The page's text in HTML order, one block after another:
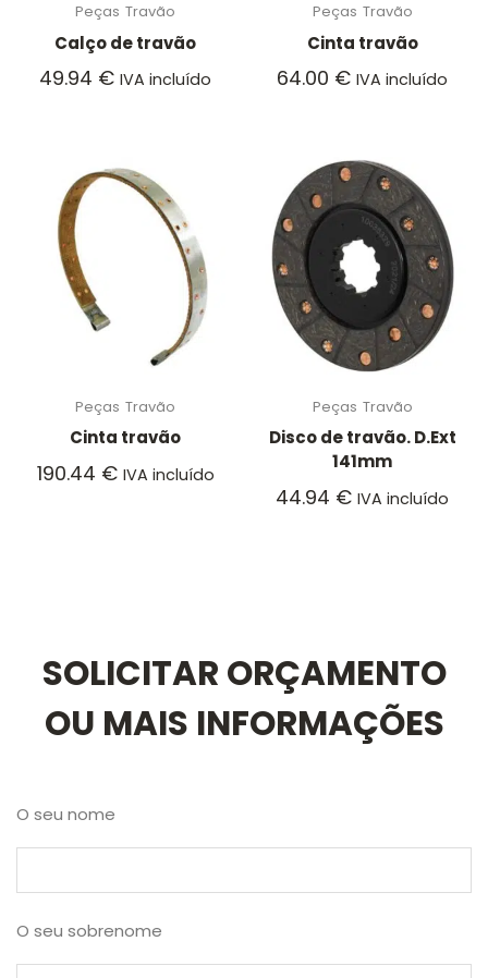
Peças Travão
Calço de travão
49.94 € IVA incluído
Peças Travão
Cinta travão
64.00 € IVA incluído
Peças Travão
Cinta travão
190.44 € IVA incluído
Peças Travão
Disco de travão. D.Ext
141mm
44.94 € IVA incluído
SOLICITAR ORÇAMENTO
OU MAIS INFORMAÇÕES
O seu nome
O seu sobrenome